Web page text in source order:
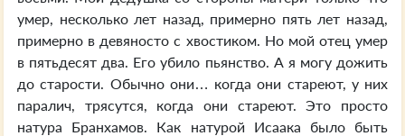
умер, несколько лет назад, примерно пять лет назад,
примерно в девяносто с хвостиком. Но мой отец умер
в пятьдесят два. Его убило пьянство. А я могу дожить
до старости. Обычно они… когда они стареют, у них
паралич, трясутся, когда они стареют. Это просто
натура Бранхамов. Как натурой Исаака было быть